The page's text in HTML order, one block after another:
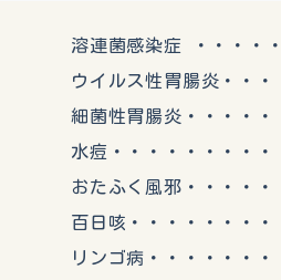
連菌感染症 ・・・・・
イルス性胃腸炎・・・・
菌性胃腸炎・・・・・・
痘・・・・・・・・・・
たふく風邪・・・・・・
日咳・・・・・・・・・
ンゴ病・・・・・・・・